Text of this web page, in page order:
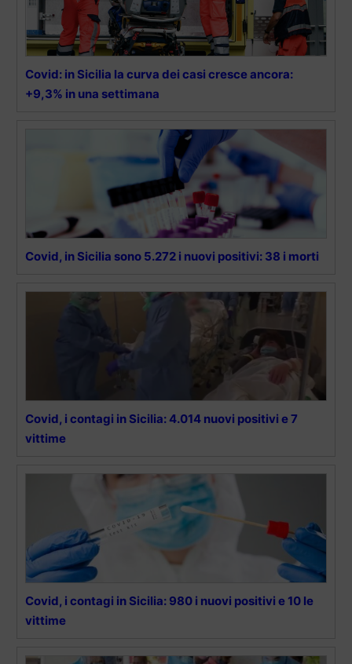
Covid: in Sicilia la curva dei casi cresce ancora:
+9,3% in una settimana
Covid, in Sicilia sono 5.272 i nuovi positivi: 38 i morti
Covid, i contagi in Sicilia: 4.014 nuovi positivi e 7
vittime
Covid, i contagi in Sicilia: 980 i nuovi positivi e 10 le
vittime